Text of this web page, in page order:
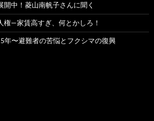
中！菱山南帆子さんに聞く
—家賃高すぎ、何とかしろ！
〜避難者の苦悩とフクシマの復興